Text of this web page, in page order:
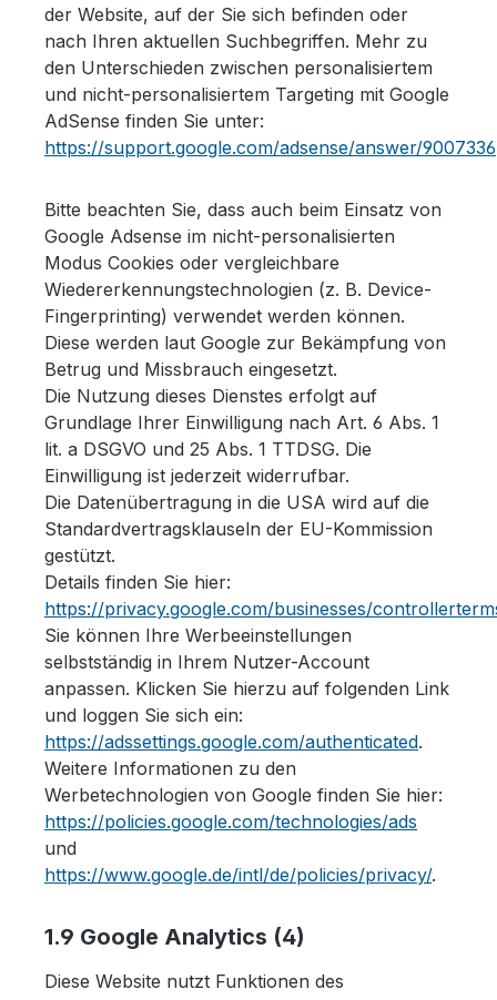
der Website, auf der Sie sich befinden oder
nach Ihren aktuellen Suchbegriffen. Mehr zu
den Unterschieden zwischen personalisiertem
und nicht-personalisiertem Targeting mit Google
AdSense finden Sie unter:
https://support.google.com/adsense/answer/9007336
Bitte beachten Sie, dass auch beim Einsatz von
Google Adsense im nicht-personalisierten
Modus Cookies oder vergleichbare
Wiedererkennungstechnologien (z. B. Device-
Fingerprinting) verwendet werden können.
Diese werden laut Google zur Bekämpfung von
Betrug und Missbrauch eingesetzt.
Die Nutzung dieses Dienstes erfolgt auf
Grundlage Ihrer Einwilligung nach Art. 6 Abs. 1
lit. a DSGVO und 25 Abs. 1 TTDSG. Die
Einwilligung ist jederzeit widerrufbar.
Die Datenübertragung in die USA wird auf die
Standardvertragsklauseln der EU-Kommission
gestützt.
Details finden Sie hier:
https://privacy.google.com/businesses/
Sie können Ihre Werbeeinstellungen
selbstständig in Ihrem Nutzer-Account
anpassen. Klicken Sie hierzu auf folgenden Link
und loggen Sie sich ein:
https://adssettings.google.com/authenticated.
Weitere Informationen zu den
Werbetechnologien von Google finden Sie hier:
https://policies.google.com/technologies/ads
und
https://www.google.de/intl/de/policies/privacy/.
1.9 Google Analytics (4)
Diese Website nutzt Funktionen des